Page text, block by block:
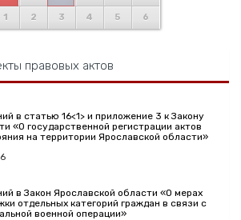
1 2 3 4 5 6
правовых актов
в статью 16<1> и приложение 3 к Закону
«О государственной регистрации актов
на территории Ярославской области»
в Закон Ярославской области «О мерах
отдельных категорий граждан в связи с
военной операции»